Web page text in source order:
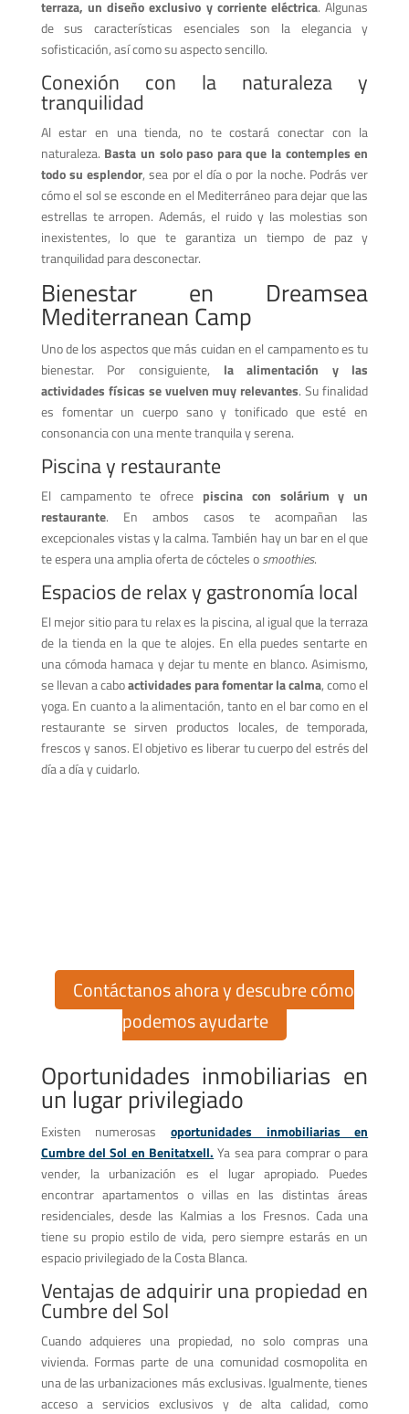
terraza, un diseño exclusivo y corriente eléctrica. Algunas
de sus características esenciales son la elegancia y
sofisticación, así como su aspecto sencillo.
Conexión con la naturaleza y
tranquilidad
Al estar en una tienda, no te costará conectar con la
naturaleza. Basta un solo paso para que la contemples en
todo su esplendor, sea por el día o por la noche. Podrás ver
cómo el sol se esconde en el Mediterráneo para dejar que las
estrellas te arropen. Además, el ruido y las molestias son
inexistentes, lo que te garantiza un tiempo de paz y
tranquilidad para desconectar.
Bienestar en Dreamsea
Mediterranean Camp
Uno de los aspectos que más cuidan en el campamento es tu
bienestar. Por consiguiente, la alimentación y las
actividades físicas se vuelven muy relevantes. Su finalidad
es fomentar un cuerpo sano y tonificado que esté en
consonancia con una mente tranquila y serena.
Piscina y restaurante
El campamento te ofrece piscina con solárium y un
restaurante. En ambos casos te acompañan las
excepcionales vistas y la calma. También hay un bar en el que
te espera una amplia oferta de cócteles osmoothies.
Espacios de relax y gastronomía local
El mejor sitio para tu relax es la piscina, al igual que la terraza
de la tienda en la que te alojes. En ella puedes sentarte en
una cómoda hamaca y dejar tu mente en blanco. Asimismo,
se llevan a caboactividades para fomentar la calma, como el
yoga. En cuanto a la alimentación, tanto en el bar como en el
restaurante se sirven productos locales, de temporada,
frescos y sanos. El objetivo es liberar tu cuerpo del estrés del
día a día y cuidarlo.
Contáctanos ahora y descubre cómo
podemos ayudarte
Oportunidades inmobiliarias en
un lugar privilegiado
Existen numerosas oportunidades inmobiliarias en
Cumbre del Sol en Benitatxell. Ya sea para comprar o para
vender, la urbanización es el lugar apropiado. Puedes
encontrar apartamentos o villas en las distintas áreas
residenciales, desde las Kalmias a los Fresnos. Cada una
tiene su propio estilo de vida, pero siempre estarás en un
espacio privilegiado de la Costa Blanca.
Ventajas de adquirir una propiedad en
Cumbre del Sol
Cuando adquieres una propiedad, no solo compras una
vivienda. Formas parte de una comunidad cosmopolita en
una de las urbanizaciones más exclusivas. Igualmente, tienes
acceso a servicios exclusivos y de alta calidad, como